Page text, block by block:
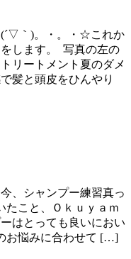
(´▽｀)。・。・☆これか
します。 写真の左の
リートメント夏のダメ
髪と頭皮をひんやり
、シャンプー練習真っ
こと、Ｏｋｕｙａｍ
はとっても良いにおい
お悩みに合わせて […]